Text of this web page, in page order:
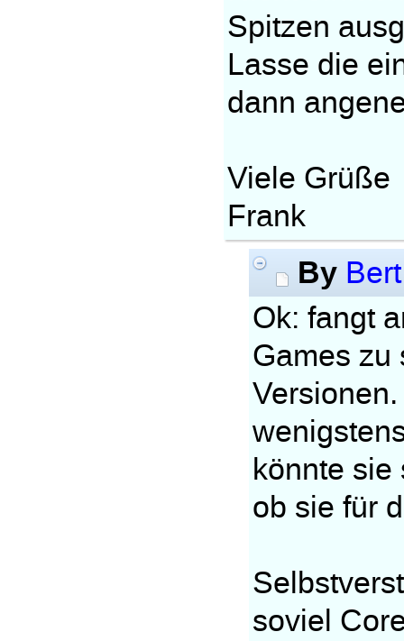
Spitzen
Lasse die
dann
Viele Grüße
Frank
By
Ok: fangt
Games zu
könnte sie
ob sie für
soviel